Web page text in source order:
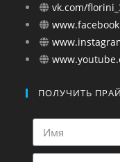
vk.com/
ПОЛУЧИТЬ